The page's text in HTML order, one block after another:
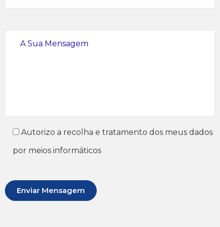
Autorizo a recolha e tratamento dos meus dados
por meios informáticos